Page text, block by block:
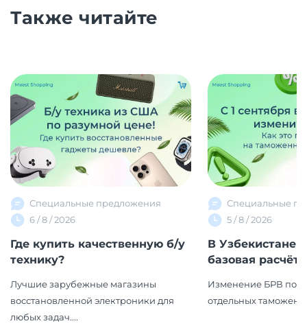
Также читайте
Специальные предложения
6 / 8 / 2026
Где купить качественную б/у
технику?
Лучшие зарубежные магазины
восстановленной электроники для
любых задач....
Специальные
5 / 8 / 2026
В Узбекистане
базовая
Изменение БРВ
отдельных